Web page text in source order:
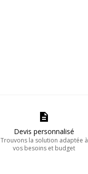
Devis personnalisé
Trouvons la solution adaptée à
vos besoins et budget